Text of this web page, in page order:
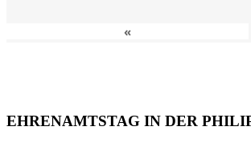
«
EHRENAMTSTAG IN DER